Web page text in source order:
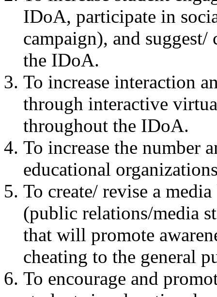
IDoA, participate in
campaign), and
the IDoA.
To increase interaction
through interactive
throughout the IDoA.
To increase the number
educational
To create/ revise a
(public relations/media
that will promote
cheating to the general
To encourage and